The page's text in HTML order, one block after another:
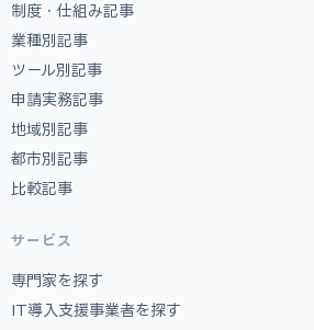
制度・仕組み記事
業種別記事
ツール別記事
申請実務記事
地域別記事
都市別記事
比較記事
サービス
専門家を探す
IT導入支援事業者を探す